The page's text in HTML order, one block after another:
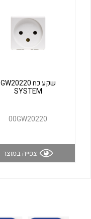
לכל מוצרי היצרן
שקע כח GW20220
SYSTEM
00GW20220
צפייה במוצר